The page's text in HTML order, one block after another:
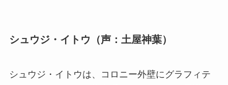
シュウジ・イトウ（声：土屋神葉）
シュウジ・イトウは、コロニー外壁にグラフィテ